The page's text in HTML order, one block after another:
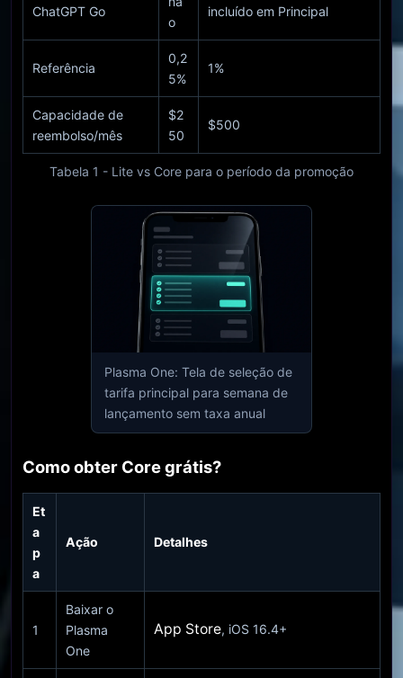
Tabela 1 - Lite vs Core para o período da promoção
ChatGPT Go
o
incluído em Principal
Referência
0,2
5%
1%
Capacidade de
reembolso/mês
$2
50
$500
Plasma One: Tela de seleção de
tarifa principal para semana de
lançamento sem taxa anual
Como obter Core grátis?
Et
a
p
a
Ação Detalhes
1
Baixar o
Plasma
One
App Store, iOS 16.4+